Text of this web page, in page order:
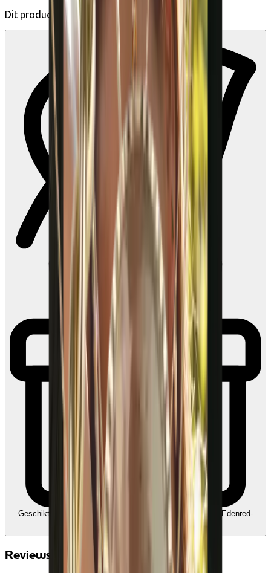
Dit product zal niet meer te koop zijn
Geschikt voor Ecocheques en Cadeaucheques
Koppel uw Edenred-
Reviews